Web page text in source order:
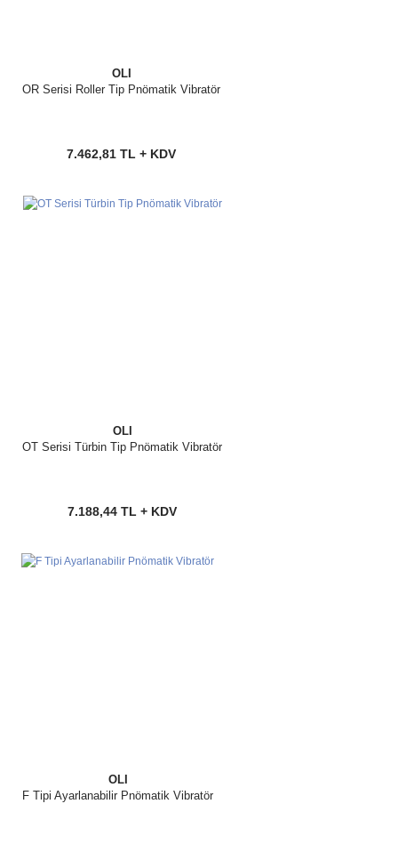
OLI
OR Serisi Roller Tip Pnömatik Vibratör
7.462,81 TL + KDV
OLI
OT Serisi Türbin Tip Pnömatik Vibratör
7.188,44 TL + KDV
OLI
F Tipi Ayarlanabilir Pnömatik Vibratör